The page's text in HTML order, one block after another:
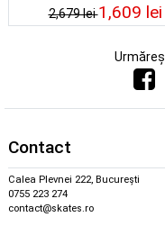
2,679 lei1,609 lei
Contact
Calea Plevnei 222, București
0755 223 274
contact@skates.ro